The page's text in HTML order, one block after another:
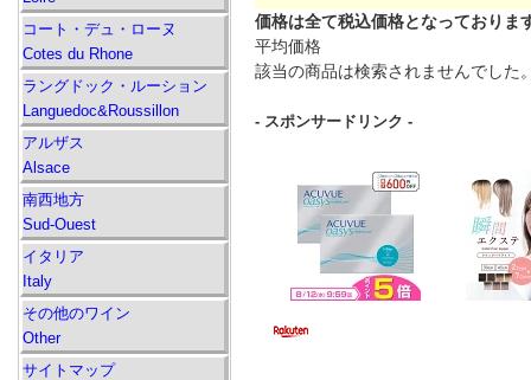
価格は全て税込価格となっておりま
平均価格
該当の商品は検索されませんでした
- スポンサードリンク -
コート・デュ・ローヌ
Cotes du Rhone
ラングドック・ルーション
Languedoc&Roussillon
アルザス
Alsace
南西地方
Sud-Ouest
イタリア
Italy
その他のワイン
Other
サイトマップ